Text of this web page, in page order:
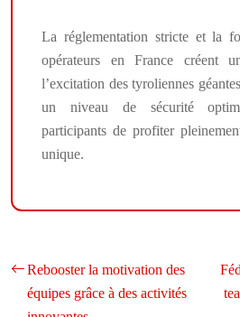
La réglementation stricte et la
opérateurs en France créent
l’excitation des tyroliennes
un niveau de sécurité
participants de profiter
unique.
Rebooster la motivation des
équipes grâce à des activités